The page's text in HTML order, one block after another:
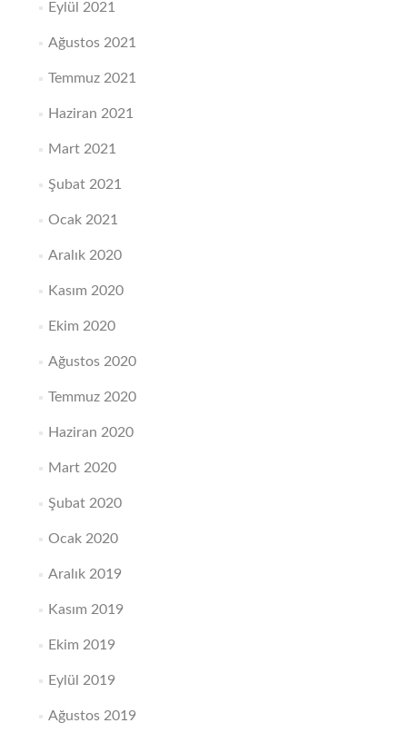
Eylül 2021
Ağustos 2021
Temmuz 2021
Haziran 2021
Mart 2021
Şubat 2021
Ocak 2021
Aralık 2020
Kasım 2020
Ekim 2020
Ağustos 2020
Temmuz 2020
Haziran 2020
Mart 2020
Şubat 2020
Ocak 2020
Aralık 2019
Kasım 2019
Ekim 2019
Eylül 2019
Ağustos 2019